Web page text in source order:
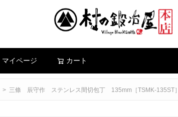
マイページ カート
三條 辰守作 ステンレス間切包丁 135mm［TSMK-135ST